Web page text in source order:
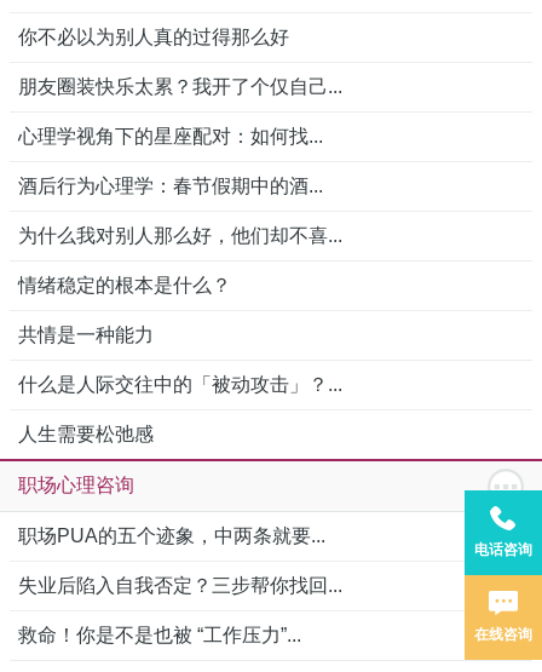
你不必以为别人真的过得那么好
朋友圈装快乐太累？我开了个仅自己...
心理学视角下的星座配对：如何找...
酒后行为心理学：春节假期中的酒...
为什么我对别人那么好，他们却不喜...
情绪稳定的根本是什么？
共情是一种能力
什么是人际交往中的「被动攻击」？...
人生需要松弛感
职场心理咨询
职场PUA的五个迹象，中两条就要...
失业后陷入自我否定？三步帮你找回...
救命！你是不是也被 “工作压力”...
电话咨询
在线咨询